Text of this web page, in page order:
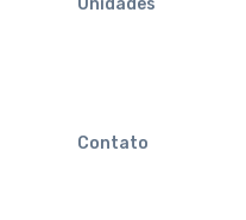
Unidades
Contato